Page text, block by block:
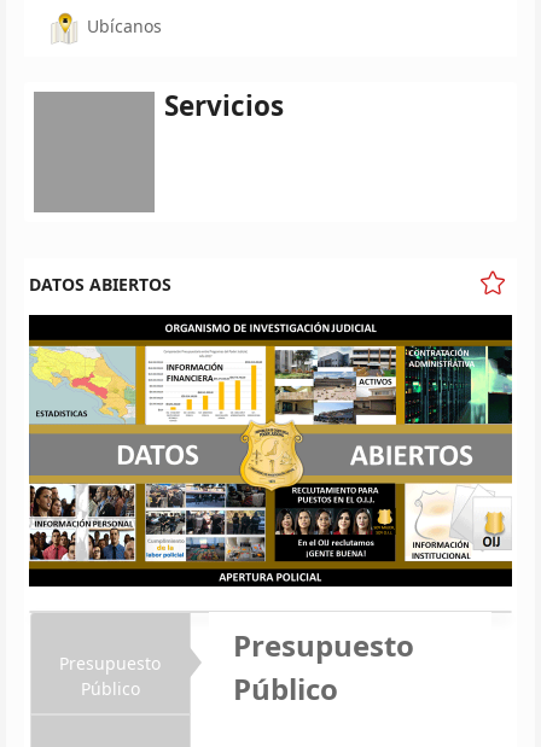
Ubícanos
Servicios
DATOS ABIERTOS
Presupuesto
Público
Presupuesto
Público